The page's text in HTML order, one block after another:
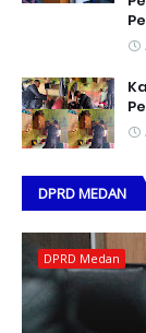
DPRD MEDAN
DPRD Medan